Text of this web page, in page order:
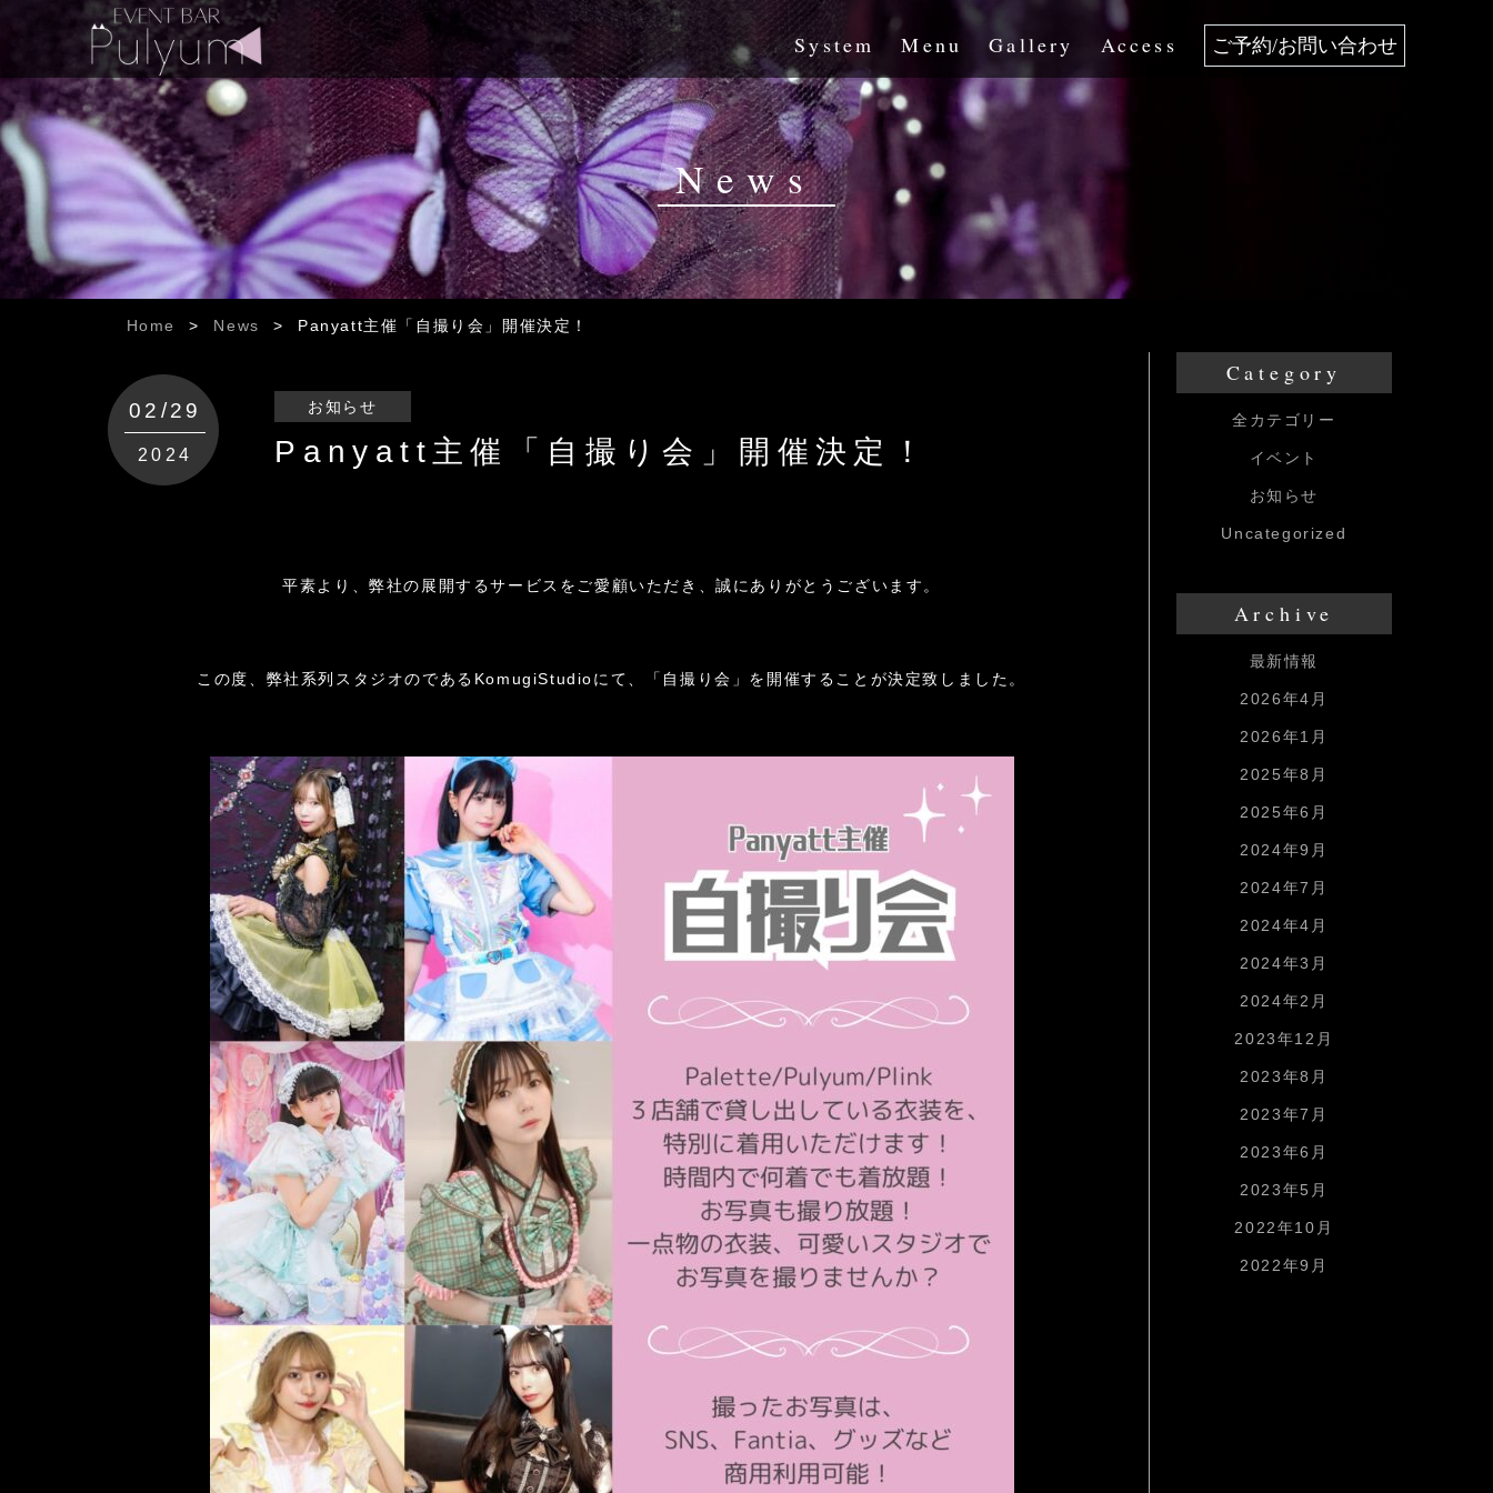
System Menu Gallery Access ご予約/お問い合わせ
News
Home > News > Panyatt主催「自撮り会」開催決定！
02/29
2024
お知らせ
Panyatt主催「自撮り会」開催決定！
平素より、弊社の展開するサービスをご愛顧いただき、誠にありがとうございます。
この度、弊社系列スタジオのであるKomugiStudioにて、「自撮り会」を開催することが決定致しました。
Category
全カテゴリー
イベント
お知らせ
Uncategorized
Archive
最新情報
2026年4月
2026年1月
2025年8月
2025年6月
2024年9月
2024年7月
2024年4月
2024年3月
2024年2月
2023年12月
2023年8月
2023年7月
2023年6月
2023年5月
2022年10月
2022年9月